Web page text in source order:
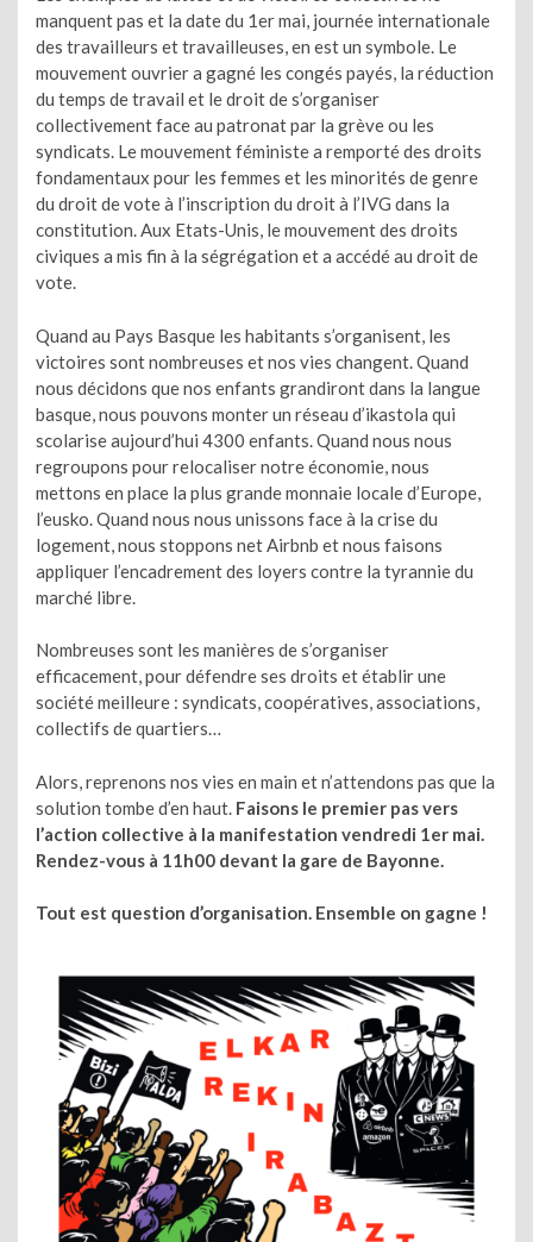
manquent pas et la date du 1er mai, journée internationale
des travailleurs et travailleuses, en est un symbole. Le
mouvement ouvrier a gagné les congés payés, la réduction
du temps de travail et le droit de s’organiser
collectivement face au patronat par la grève ou les
syndicats. Le mouvement féministe a remporté des droits
fondamentaux pour les femmes et les minorités de genre
du droit de vote à l’inscription du droit à l’IVG dans la
constitution. Aux Etats-Unis, le mouvement des droits
civiques a mis fin à la ségrégation et a accédé au droit de
vote.
Quand au Pays Basque les habitants s’organisent, les
victoires sont nombreuses et nos vies changent. Quand
nous décidons que nos enfants grandiront dans la langue
basque, nous pouvons monter un réseau d’ikastola qui
scolarise aujourd’hui 4300 enfants. Quand nous nous
regroupons pour relocaliser notre économie, nous
mettons en place la plus grande monnaie locale d’Europe,
l’eusko. Quand nous nous unissons face à la crise du
logement, nous stoppons net Airbnb et nous faisons
appliquer l’encadrement des loyers contre la tyrannie du
marché libre.
Nombreuses sont les manières de s’organiser
efficacement, pour défendre ses droits et établir une
société meilleure : syndicats, coopératives, associations,
collectifs de quartiers…
Alors, reprenons nos vies en main et n’attendons pas que la
solution tombe d’en haut. Faisons le premier pas vers
l’action collective à la manifestation vendredi 1er mai.
Rendez-vous à 11h00 devant la gare de Bayonne.
Tout est question d’organisation. Ensemble on gagne !